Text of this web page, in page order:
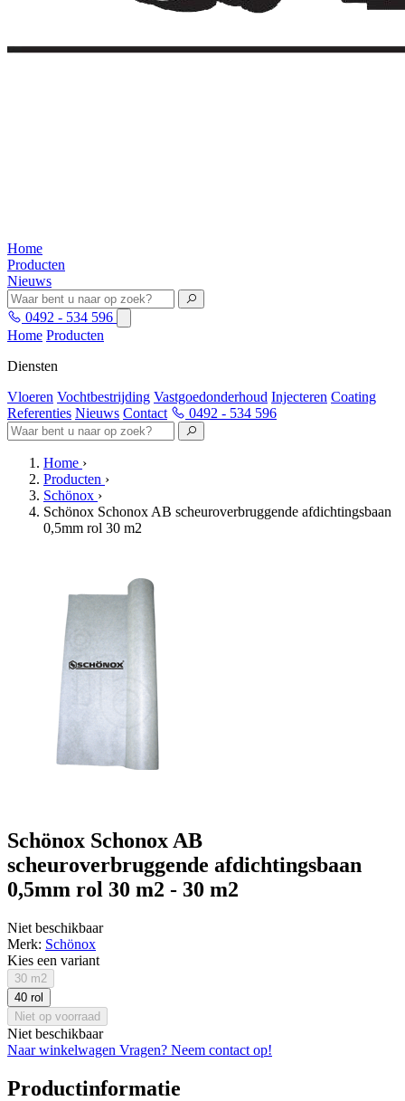
Home
Producten
Nieuws
0492 - 534 596
Home Producten
Diensten
Vloeren Vochtbestrijding Vastgoedonderhoud Injecteren Coating
Referenties Nieuws Contact 0492 - 534 596
Home ›
Producten ›
Schönox ›
Schönox Schonox AB scheuroverbruggende afdichtingsbaan
0,5mm rol 30 m2
Schönox Schonox AB
scheuroverbruggende afdichtingsbaan
0,5mm rol 30 m2 - 30 m2
Niet beschikbaar
Merk: Schönox
Kies een variant
30 m2
40 rol
Niet op voorraad
Niet beschikbaar
Naar winkelwagen Vragen? Neem contact op!
Productinformatie